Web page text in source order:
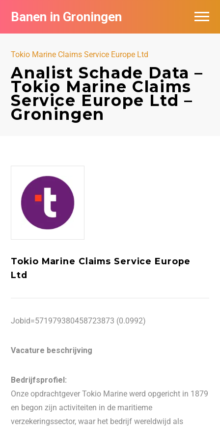
Banen in Groningen
Tokio Marine Claims Service Europe Ltd
Analist Schade Data –
Tokio Marine Claims
Service Europe Ltd –
Groningen
Tokio Marine Claims Service Europe
Ltd
Jobid=571979380458723873 (0.0992)
Vacature beschrijving
Bedrijfsprofiel:
Onze opdrachtgever Tokio Marine werd opgericht in 1879
en begon zijn activiteiten in de maritieme
verzekeringssector, waar het bedrijf wereldwijd als
Vacatures per bedrijf
De populairste vacatures in Groningen
Nieuwsbrief feed